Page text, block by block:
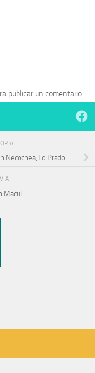
publicar un comentario.
Necochea, Lo Prado
Macul